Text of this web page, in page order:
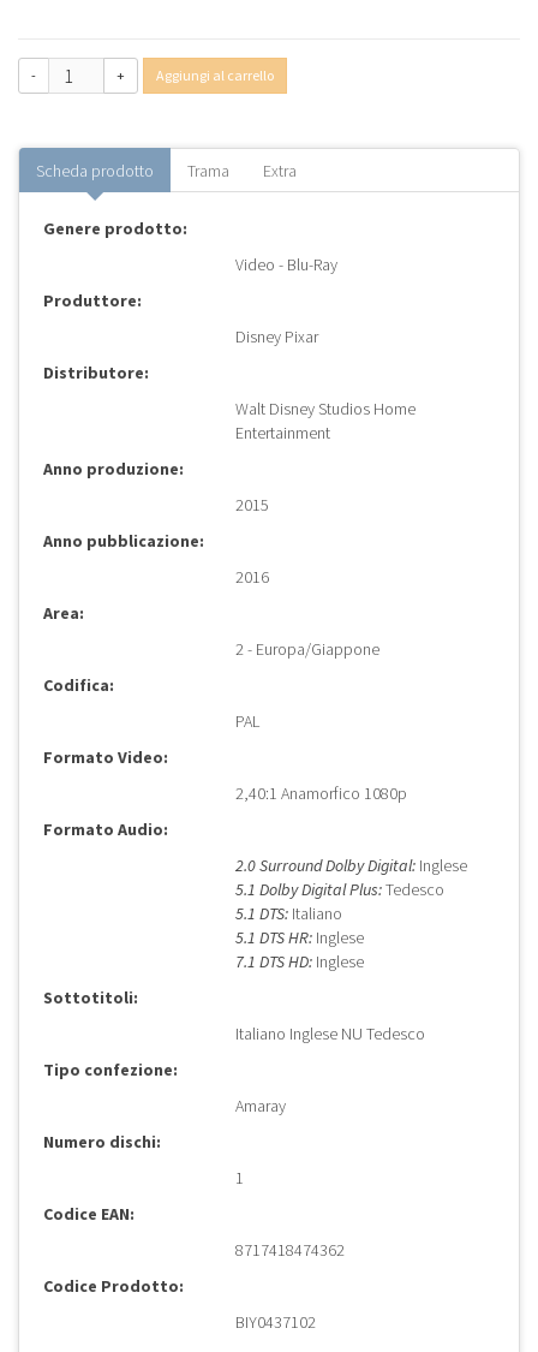
- + Aggiungi al carrello
Scheda prodotto Trama Extra
Genere prodotto:
Video - Blu-Ray
Produttore:
Disney Pixar
Distributore:
Walt Disney Studios Home
Entertainment
Anno produzione:
2015
Anno pubblicazione:
2016
Area:
2 - Europa/Giappone
Codifica:
PAL
Formato Video:
2,40:1 Anamorfico 1080p
Formato Audio:
2.0 Surround Dolby Digital: Inglese
5.1 Dolby Digital Plus:Tedesco
5.1 DTS: Italiano
5.1 DTS HR: Inglese
7.1 DTS HD: Inglese
Sottotitoli:
Italiano Inglese NU Tedesco
Tipo confezione:
Amaray
Numero dischi:
1
Codice EAN:
8717418474362
Codice Prodotto:
BIY0437102